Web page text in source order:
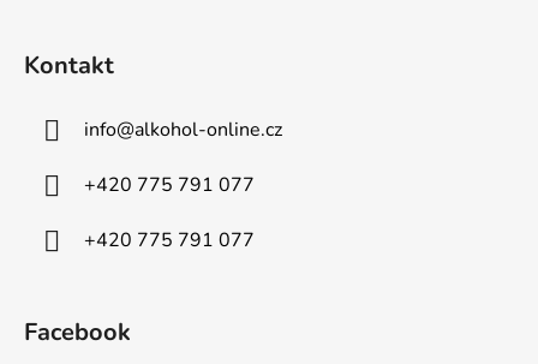
Kontakt
info@alkohol-online.cz
+420 775 791 077
+420 775 791 077
Facebook